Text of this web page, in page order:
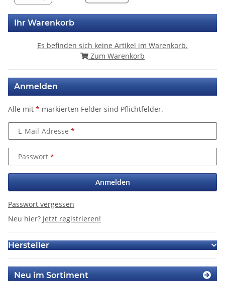
Ihr Warenkorb
Es befinden sich keine Artikel im Warenkorb.
Zum Warenkorb
Anmelden
Alle mit * markierten Felder sind Pflichtfelder.
E-Mail-Adresse
Passwort
Anmelden
Passwort vergessen
Neu hier? Jetzt registrieren!
Hersteller
Neu im Sortiment